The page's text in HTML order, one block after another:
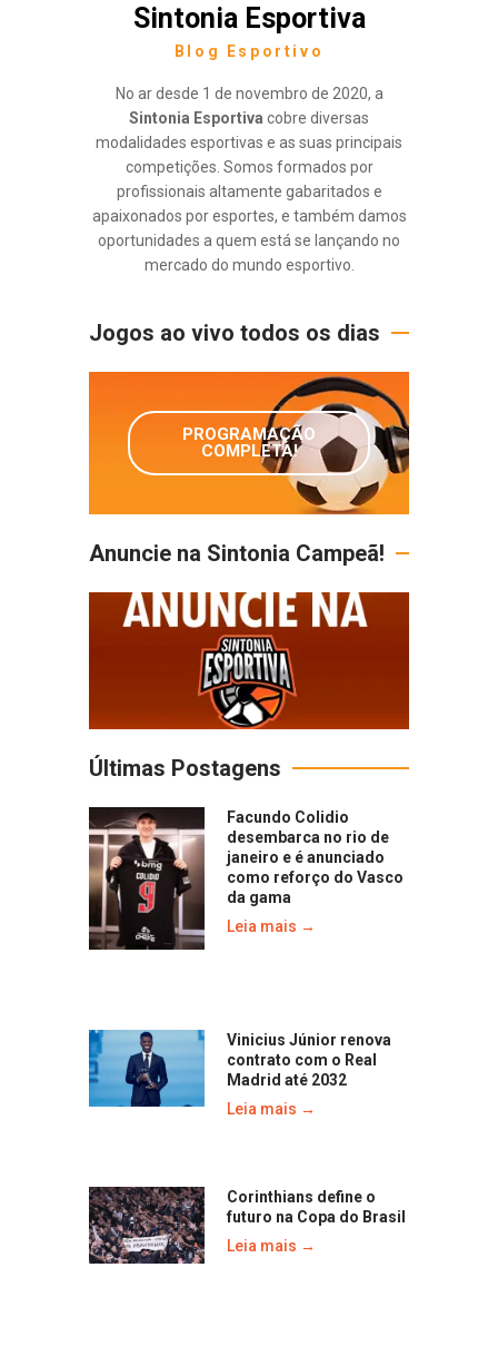
Sintonia Esportiva
Blog Esportivo
No ar desde 1 de novembro de 2020, a
Sintonia Esportiva cobre diversas
modalidades esportivas e as suas principais
competições. Somos formados por
profissionais altamente gabaritados e
apaixonados por esportes, e também damos
oportunidades a quem está se lançando no
mercado do mundo esportivo.
Jogos ao vivo todos os dias
PROGRAMAÇÃO
COMPLETA!
Anuncie na Sintonia Campeã!
Últimas Postagens
Facundo Colidio
desembarca no rio de
janeiro e é anunciado
como reforço do Vasco
da gama
Leia mais →
Vinicius Júnior renova
contrato com o Real
Madrid até 2032
Leia mais →
Corinthians define o
futuro na Copa do Brasil
Leia mais →